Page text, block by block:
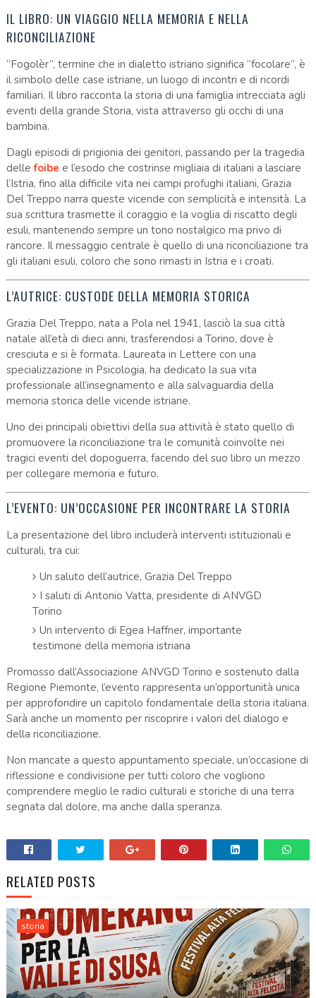
IL LIBRO: UN VIAGGIO NELLA MEMORIA E NELLA
RICONCILIAZIONE
“Fogolèr”, termine che in dialetto istriano significa “focolare”, è
il simbolo delle case istriane, un luogo di incontri e di ricordi
familiari. Il libro racconta la storia di una famiglia intrecciata agli
eventi della grande Storia, vista attraverso gli occhi di una
bambina.
Dagli episodi di prigionia dei genitori, passando per la tragedia
dellefoibe e l’esodo che costrinse migliaia di italiani a lasciare
l’Istria, fino alla difficile vita nei campi profughi italiani, Grazia
Del Treppo narra queste vicende con semplicità e intensità. La
sua scrittura trasmette il coraggio e la voglia di riscatto degli
esuli, mantenendo sempre un tono nostalgico ma privo di
rancore. Il messaggio centrale è quello di una riconciliazione tra
gli italiani esuli, coloro che sono rimasti in Istria e i croati.
L’AUTRICE: CUSTODE DELLA MEMORIA STORICA
Grazia Del Treppo, nata a Pola nel 1941, lasciò la sua città
natale all’età di dieci anni, trasferendosi a Torino, dove è
cresciuta e si è formata. Laureata in Lettere con una
specializzazione in Psicologia, ha dedicato la sua vita
professionale all’insegnamento e alla salvaguardia della
memoria storica delle vicende istriane.
Uno dei principali obiettivi della sua attività è stato quello di
promuovere la riconciliazione tra le comunità coinvolte nei
tragici eventi del dopoguerra, facendo del suo libro un mezzo
per collegare memoria e futuro.
L’EVENTO: UN’OCCASIONE PER INCONTRARE LA STORIA
La presentazione del libro includerà interventi istituzionali e
culturali, tra cui:
Un saluto dell’autrice, Grazia Del Treppo
I saluti di Antonio Vatta, presidente di ANVGD
Torino
Un intervento di Egea Haffner, importante
testimone della memoria istriana
Promosso dall’Associazione ANVGD Torino e sostenuto dalla
Regione Piemonte, l’evento rappresenta un’opportunità unica
per approfondire un capitolo fondamentale della storia italiana.
Sarà anche un momento per riscoprire i valori del dialogo e
della riconciliazione.
Non mancate a questo appuntamento speciale, un’occasione di
riflessione e condivisione per tutti coloro che vogliono
comprendere meglio le radici culturali e storiche di una terra
segnata dal dolore, ma anche dalla speranza.
RELATED POSTS
storia